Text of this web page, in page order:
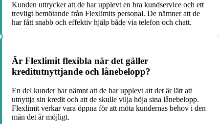
Kunden uttrycker att de har upplevt en bra kundservice och ett
trevligt bemötande från Flexlimits personal. De nämner att de
har fått snabb och effektiv hjälp både via telefon och chatt.
Är Flexlimit flexibla när det gäller
kreditutnyttjande och lånebelopp?
En del kunder har nämnt att de har upplevt att det är lätt att
utnyttja sin kredit och att de skulle vilja höja sina lånebelopp.
Flexlimit verkar vara öppna för att möta kundernas behov i den
mån det är möjligt.